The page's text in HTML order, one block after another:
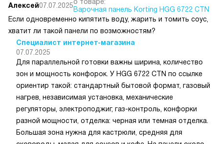
Алексей07.07.2025о товаре:
Варочная панель Korting HGG 6722 CTN
Если одновременно кипятить воду, жарить и томить соус,
хватит ли такой панели по возможностям?
Специалист интернет-магазина
07.07.2025
Для параллельной готовки важны ширина, количество
зон и мощность конфорок. У HGG 6722 CTN по ссылке
ориентир такой: стандартный бытовой формат, газовый
нагрев, независимая установка, механические
регуляторы, электроподжиг, газ-контроль, конфорки
разной мощности, отделка: черная или темная отделка.